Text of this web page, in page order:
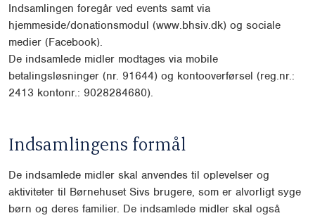
Indsamlingen foregår ved events samt via
hjemmeside/donationsmodul (www.bhsiv.dk) og sociale
medier (Facebook).
De indsamlede midler modtages via mobile
betalingsløsninger (nr. 91644) og kontooverførsel (reg.nr.:
2413 kontonr.: 9028284680).
Indsamlingens formål
De indsamlede midler skal anvendes til oplevelser og
aktiviteter til Børnehuset Sivs brugere, som er alvorligt syge
børn og deres familier. De indsamlede midler skal også